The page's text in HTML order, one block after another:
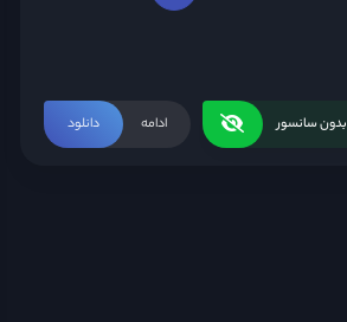
ادامه دانلود بدون سانسور